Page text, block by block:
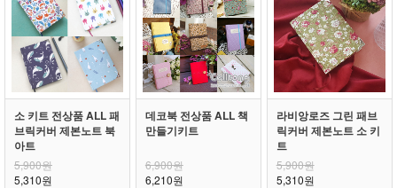
소 키트 전상품 ALL 패
브릭커버 제본노트 북
아트
5,900원
5,310원
데코북 전상품 ALL 책
만들기키트
6,900원
6,210원
라비앙로즈 그린 패브
릭커버 제본노트 소 키
트
5,900원
5,310원